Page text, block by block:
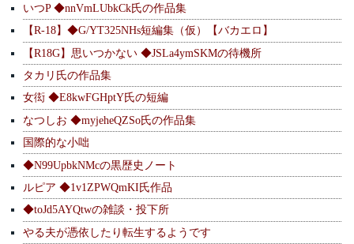
いつP ◆nnVmLUbkCk氏の作品集
【R-18】◆G/YT325NHs短編集（仮）【バカエロ】
【R18G】思いつかない ◆JSLa4ymSKMの待機所
タカリ氏の作品集
女衒 ◆E8kwFGHptY氏の短編
なつしお ◆myjeheQZSo氏の作品集
国際的な小咄
◆N99UpbkNMcの黒歴史ノート
ルピア ◆1v1ZPWQmKI氏作品
◆toJd5AYQtwの雑談・投下所
やる夫が憑依したり転生するようです